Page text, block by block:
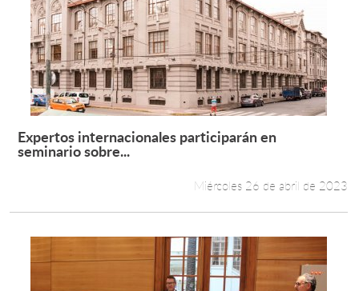
Leer más +
Expertos internacionales participarán en
seminario sobre...
Miércoles 26 de abril de 2023